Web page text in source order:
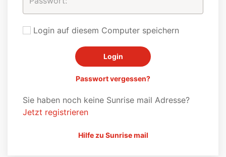
Login auf diesem Computer speichern
Passwort vergessen?
Sie haben noch keine Sunrise mail Adresse?
Jetzt registrieren
Hilfe zu Sunrise mail